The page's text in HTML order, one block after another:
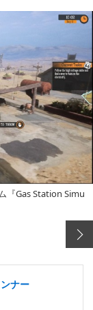
『Gas Station Simu
ナー